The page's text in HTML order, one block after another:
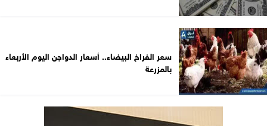
سعر الفراخ البيضاء.. أسعار الدواجن اليوم الأربعاء
بالمزرعة